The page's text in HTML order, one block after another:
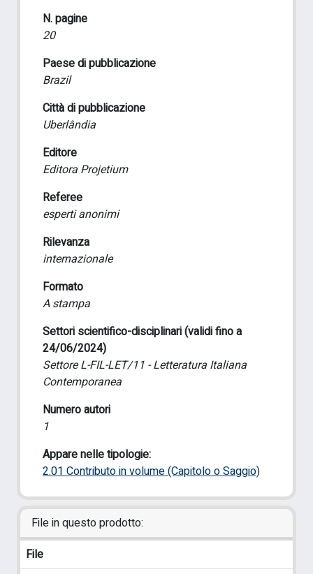
N. pagine
20
Paese di pubblicazione
Brazil
Città di pubblicazione
Uberlândia
Editore
Editora Projetium
Referee
esperti anonimi
Rilevanza
internazionale
Formato
A stampa
Settori scientifico-disciplinari (validi fino a
24/06/2024)
Settore L-FIL-LET/11 - Letteratura Italiana
Contemporanea
Numero autori
1
Appare nelle tipologie:
2.01 Contributo in volume (Capitolo o Saggio)
File in questo prodotto:
File